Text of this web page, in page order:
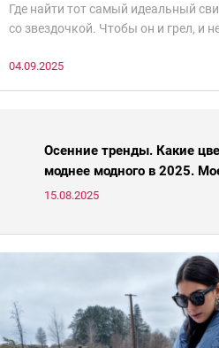
Где найти тот самый идеальный
со звездочкой. Чтобы он и грел, и
паники.
04.09.2025
Осенние тренды. Какие
моднее модного в 2025.
носить, а что нет
15.08.2025